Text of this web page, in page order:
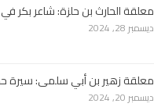
معلقة الحارث بن حلزة: شاعر بكر
ديسمبر 28, 2024
معلقة زهير بن أبي سلمى: سيرة
ديسمبر 20, 2024